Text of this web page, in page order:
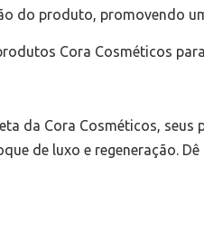
do produto, promovendo
Cora Cosméticos
da Cora Cosméticos,
de luxo e regeneração.